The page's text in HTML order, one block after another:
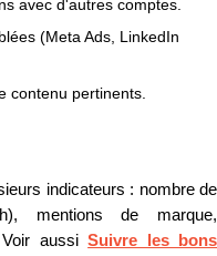
avec d'autres comptes.
(Meta Ads, LinkedIn
contenu pertinents.
indicateurs : nombre de
mentions de marque,
Voir aussiSuivre les bons